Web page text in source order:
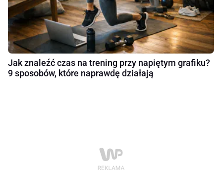
Jak znaleźć czas na trening przy napiętym grafiku?
9 sposobów, które naprawdę działają